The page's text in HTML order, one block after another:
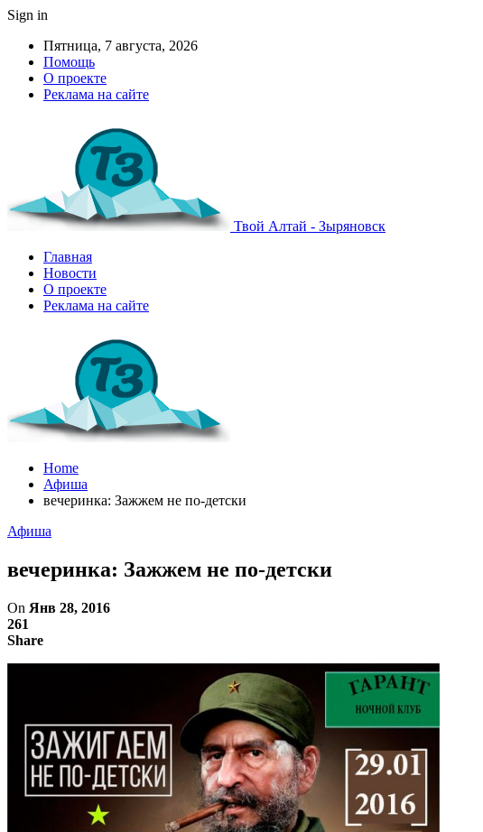
Sign in
Пятница, 7 августа, 2026
Помощь
О проекте
Реклама на сайте
Твой Алтай - Зыряновск
Главная
Новости
О проекте
Реклама на сайте
Home
Афиша
вечеринка: Зажжем не по-детски
Афиша
вечеринка: Зажжем не по-детски
On Янв 28, 2016
261
Share